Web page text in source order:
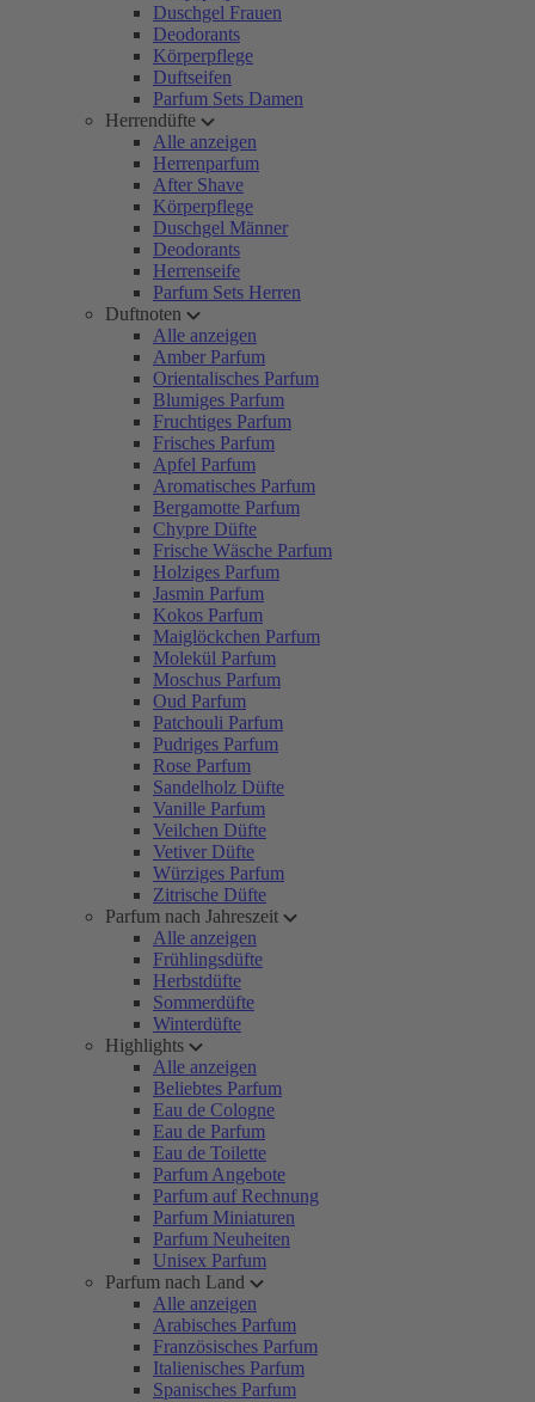
Duschgel Frauen
Deodorants
Körperpflege
Duftseifen
Parfum Sets Damen
Herrendüfte
Alle anzeigen
Herrenparfum
After Shave
Körperpflege
Duschgel Männer
Deodorants
Herrenseife
Parfum Sets Herren
Duftnoten
Alle anzeigen
Amber Parfum
Orientalisches Parfum
Blumiges Parfum
Fruchtiges Parfum
Frisches Parfum
Apfel Parfum
Aromatisches Parfum
Bergamotte Parfum
Chypre Düfte
Frische Wäsche Parfum
Holziges Parfum
Jasmin Parfum
Kokos Parfum
Maiglöckchen Parfum
Molekül Parfum
Moschus Parfum
Oud Parfum
Patchouli Parfum
Pudriges Parfum
Rose Parfum
Sandelholz Düfte
Vanille Parfum
Veilchen Düfte
Vetiver Düfte
Würziges Parfum
Zitrische Düfte
Parfum nach Jahreszeit
Alle anzeigen
Frühlingsdüfte
Herbstdüfte
Sommerdüfte
Winterdüfte
Highlights
Alle anzeigen
Beliebtes Parfum
Eau de Cologne
Eau de Parfum
Eau de Toilette
Parfum Angebote
Parfum auf Rechnung
Parfum Miniaturen
Parfum Neuheiten
Unisex Parfum
Parfum nach Land
Alle anzeigen
Arabisches Parfum
Französisches Parfum
Italienisches Parfum
Spanisches Parfum